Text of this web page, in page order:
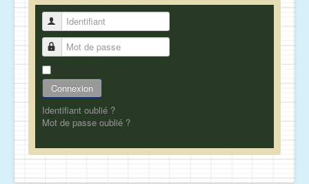
Identifiant
Mot de passe
Connexion
Identifiant oublié ?
Mot de passe oublié ?